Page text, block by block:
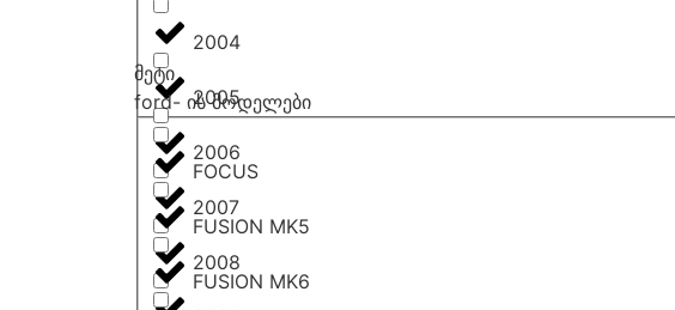
2004
2005
2006
2007
2008
მეტი
ford- ის მოდელები
FOCUS
FUSION MK5
FUSION MK6